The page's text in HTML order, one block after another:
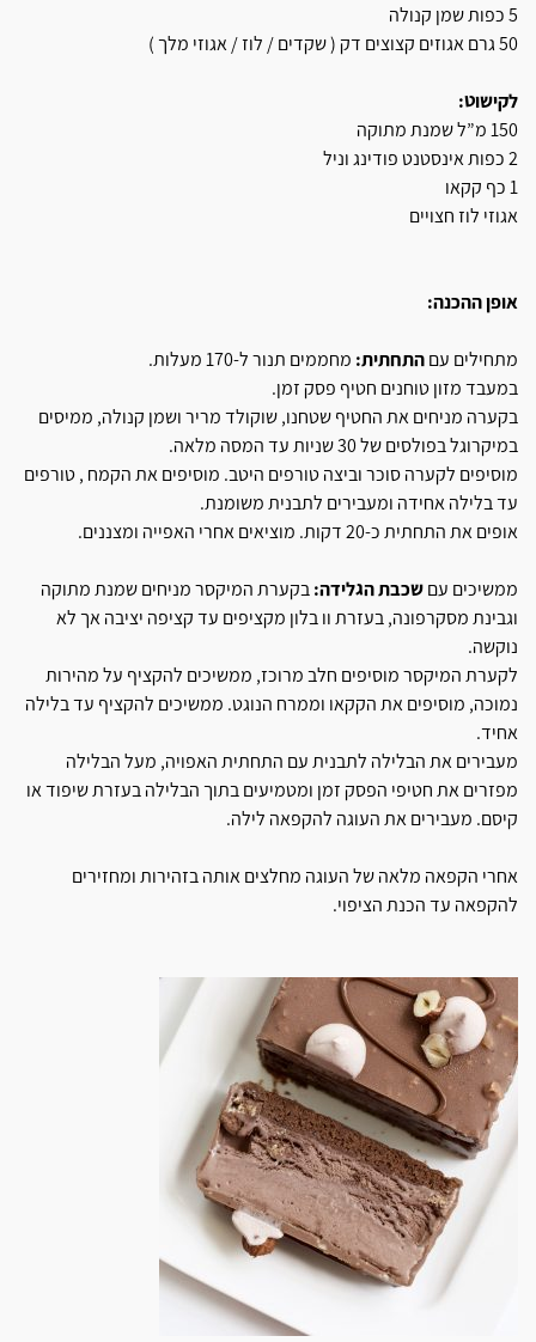
5 כפות שמן קנולה
50 גרם אגוזים קצוצים דק ( שקדים / לוז / אגוזי מלך )
לקישוט:
150 מ”ל שמנת מתוקה
2 כפות אינסטנט פודינג וניל
1 כף קקאו
אגוזי לוז חצויים
אופן ההכנה:
מתחילים עם התחתית: מחממים תנור ל-170 מעלות.
במעבד מזון טוחנים חטיף פסק זמן.
בקערה מניחים את החטיף שטחנו, שוקולד מריר ושמן קנולה, ממיסים
במיקרוגל בפולסים של 30 שניות עד המסה מלאה.
מוסיפים לקערה סוכר וביצה טורפים היטב. מוסיפים את הקמח , טורפים
עד בלילה אחידה ומעבירים לתבנית משומנת.
אופים את התחתית כ-20 דקות. מוציאים אחרי האפייה ומצננים.
ממשיכים עם שכבת הגלידה: בקערת המיקסר מניחים שמנת מתוקה
וגבינת מסקרפונה, בעזרת וו בלון מקציפים עד קציפה יציבה אך לא
נוקשה.
לקערת המיקסר מוסיפים חלב מרוכז, ממשיכים להקציף על מהירות
נמוכה, מוסיפים את הקקאו וממרח הנוגט. ממשיכים להקציף עד בלילה
אחיד.
מעבירים את הבלילה לתבנית עם התחתית האפויה, מעל הבלילה
מפזרים את חטיפי הפסק זמן ומטמיעים בתוך הבלילה בעזרת שיפוד או
קיסם. מעבירים את העוגה להקפאה לילה.
אחרי הקפאה מלאה של העוגה מחלצים אותה בזהירות ומחזירים
להקפאה עד הכנת הציפוי.